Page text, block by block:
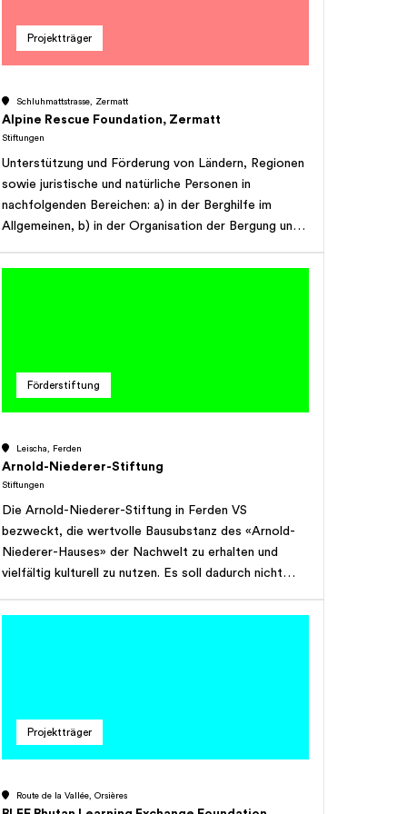
Projektträger
Schluhmattstrasse, Zermatt
Alpine Rescue Foundation, Zermatt
Stiftungen
Unterstützung und Förderung von Ländern, Regionen
sowie juristische und natürliche Personen in
nachfolgenden Bereichen: a) in der Berghilfe im
Allgemeinen, b) in der Organisation der Bergung und
der Bergrettung auf dem Luft- und Landweg. Die
weiteren Personen und Institutionen. Den
Begünstigten kann Material und Ausrüstung zur
Verfügung gestellt werden. Im Falle von fehlenden
Finanzierung durch Suche von Geldern ermöglicht
(Sponsoren oder Mäzenatentum). Die
angewendet werden, sind jene des IKAR
(Internationale Kommission für Alpines
Walliser Rettungsorganisationen). Die Stiftung
verfolgt keine kommerziellen Zwecke und erstrebt
Förderstiftung
Leischa, Ferden
Arnold-Niederer-Stiftung
Stiftungen
Die Arnold-Niederer-Stiftung in Ferden VS
bezweckt, die wertvolle Bausubstanz des «Arnold-
Niederer-Hauses» der Nachwelt zu erhalten und
vielfältig kulturell zu nutzen. Es soll dadurch nicht
(1914-1998) wach gehalten werden. In seinem
Projektträger
Route de la Vallée, Orsières